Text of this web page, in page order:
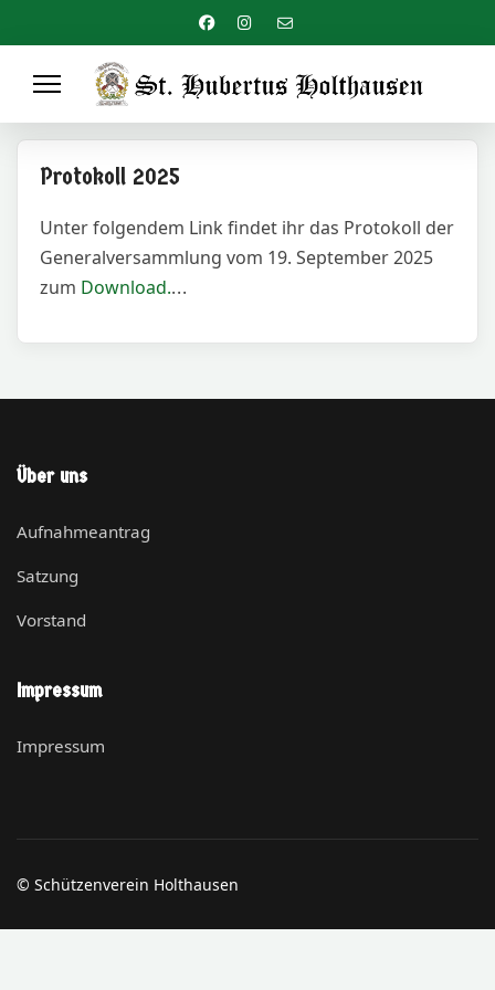
Protokoll 2025
Unter folgendem Link findet ihr das Protokoll der
Generalversammlung vom 19. September 2025
zum Download.
Über uns
Aufnahmeantrag
Satzung
Vorstand
Impressum
Impressum
© Schützenverein Holthausen